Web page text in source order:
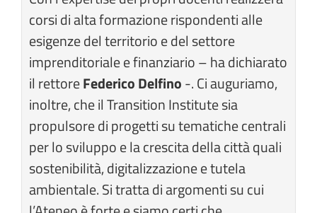
corsi di alta formazione rispondenti alle
esigenze del territorio e del settore
imprenditoriale e finanziario – ha dichiarato
il rettoreFederico Delfino-. Ci auguriamo,
inoltre, che il Transition Institute sia
propulsore di progetti su tematiche centrali
per lo sviluppo e la crescita della città quali
sostenibilità, digitalizzazione e tutela
ambientale. Si tratta di argomenti su cui